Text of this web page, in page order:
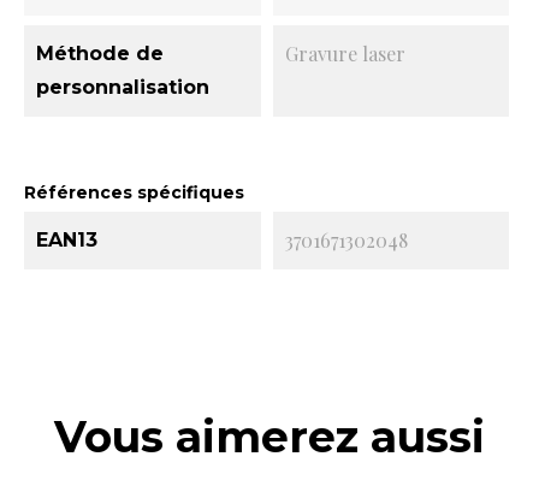
Méthode de
personnalisation
Gravure laser
Références spécifiques
EAN13 3701671302048
Vous aimerez aussi